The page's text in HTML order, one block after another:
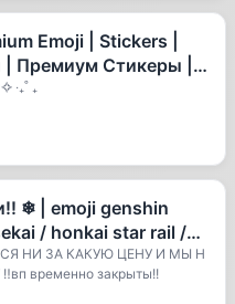
Emoji | Stickers |
Премиум Стикеры |
emoji 🍪
‧₊˚ ₊
❄ | emoji genshin
/ honkai star rail /
/ wНИ ЗА КАКУЮ ЦЕНУ И МЫ Н
временно закрыты!!